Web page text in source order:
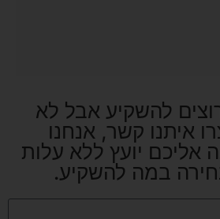
להשקיע אבל לא
איתנו קשר, אנחנו
אליכם יועץ ללא עלות
במה להשקיע.